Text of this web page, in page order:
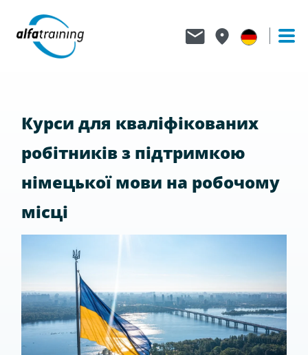
Курси для кваліфікованих
робітників з підтримкою
німецької мови на робочому
місці